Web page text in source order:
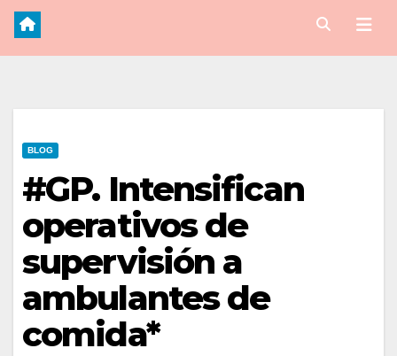
BLOG
#GP. Intensifican
operativos de
supervisión a
ambulantes de
comida*